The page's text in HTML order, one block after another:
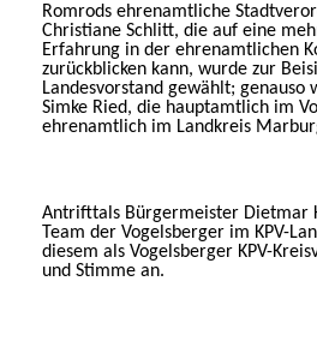
Romrods ehrenamtliche
Christiane Schlitt, die auf eine
Erfahrung in der ehrenamtlichen
zurückblicken kann, wurde zur
Landesvorstand gewählt;
Simke Ried, die hauptamtlich im
ehrenamtlich im Landkreis
Antrifttals Bürgermeister Dietmar
Team der Vogelsberger im KPV-
diesem als Vogelsberger KPV-
und Stimme an.